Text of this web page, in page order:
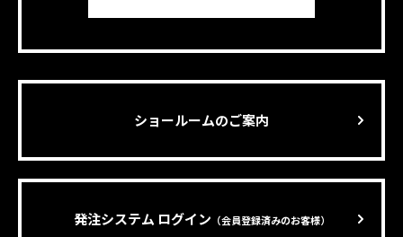
ショールームのご案内
発注システム ログイン （会員登録済みのお客様）